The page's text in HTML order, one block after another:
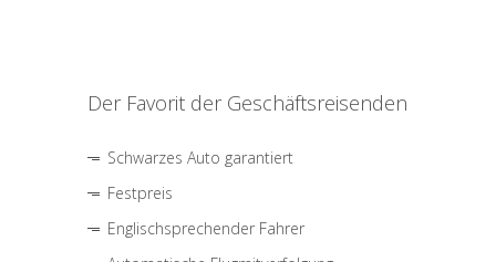
Der Favorit der Geschäftsreisenden
Schwarzes Auto garantiert
Festpreis
Englischsprechender Fahrer